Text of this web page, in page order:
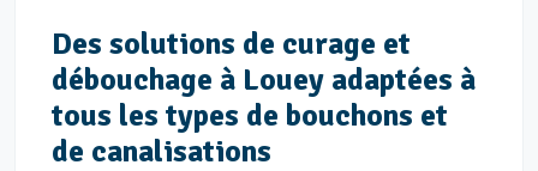
Des solutions de curage et
débouchage à Louey adaptées à
tous les types de bouchons et
de canalisations